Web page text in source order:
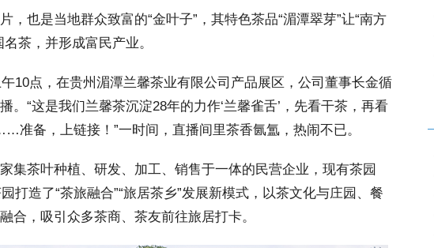
也是当地群众致富的“金叶子”，其特色茶品“湄潭翠芽”让“南方
茶，并形成富民产业。
点，在贵州湄潭兰馨茶业有限公司产品展区，公司董事长金循
。“这是我们兰馨茶沉淀28年的力作‘兰馨雀舌’，先看干茶，再看
准备，上链接！”一时间，直播间里茶香氤氲，热闹不已。
茶叶种植、研发、加工、销售于一体的民营企业，现有茶园
打造了“茶旅融合”“旅居茶乡”发展新模式，以茶文化与庄园、餐
合，吸引众多茶商、茶友前往旅居打卡。